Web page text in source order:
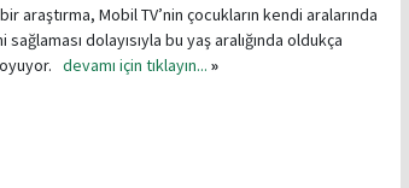
araştırma, Mobil TV’nin çocukların kendi aralarında
dolayısıyla bu yaş aralığında oldukça
devamı için tıklayın... »